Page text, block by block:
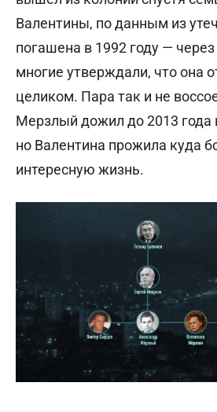
Валентины, по данным из
погашена в 1992 году — через
многие утверждали, что она
целиком. Пара так и не
Мерзлый дожил до 2013 года
но Валентина прожила куда
интересную жизнь.